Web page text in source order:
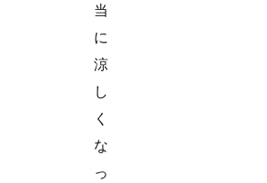
当
に
涼
し
く
な
っ